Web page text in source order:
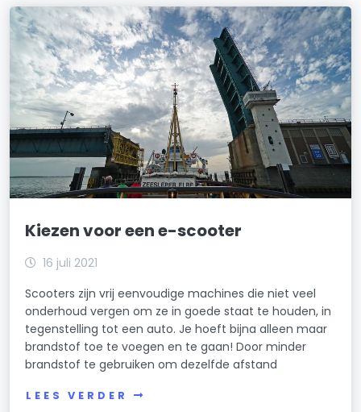
Kiezen voor een e-scooter
16 juli 2021
Scooters zijn vrij eenvoudige machines die niet veel
onderhoud vergen om ze in goede staat te houden, in
tegenstelling tot een auto. Je hoeft bijna alleen maar
brandstof toe te voegen en te gaan! Door minder
brandstof te gebruiken om dezelfde afstand
LEES VERDER